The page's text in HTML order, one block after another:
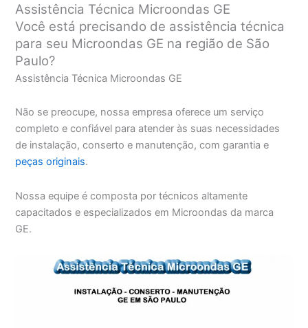
Assistência Técnica Microondas GE
Você está precisando de assistência técnica
para seu Microondas GE na região de São
Paulo?
Assistência Técnica Microondas GE
Não se preocupe, nossa empresa oferece um serviço
completo e confiável para atender às suas necessidades
de instalação, conserto e manutenção, com garantia e
peças originais.
Nossa equipe é composta por técnicos altamente
capacitados e especializados em Microondas da marca
GE.